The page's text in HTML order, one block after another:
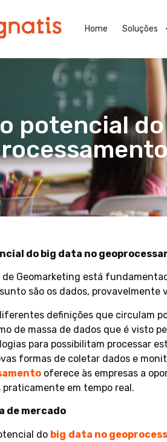
Home Soluções
potencial
do big data no
de Geomarketing está
são os dados,
definições que circulam
de massa de dados que é visto
para possibilitam processar
formas de coletar dados e
oferece às empresas a
em tempo real.
de mercado
do big data no